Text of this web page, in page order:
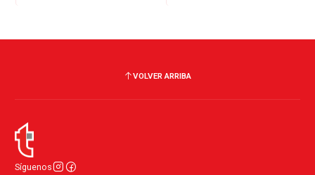
VOLVER ARRIBA
Síguenos